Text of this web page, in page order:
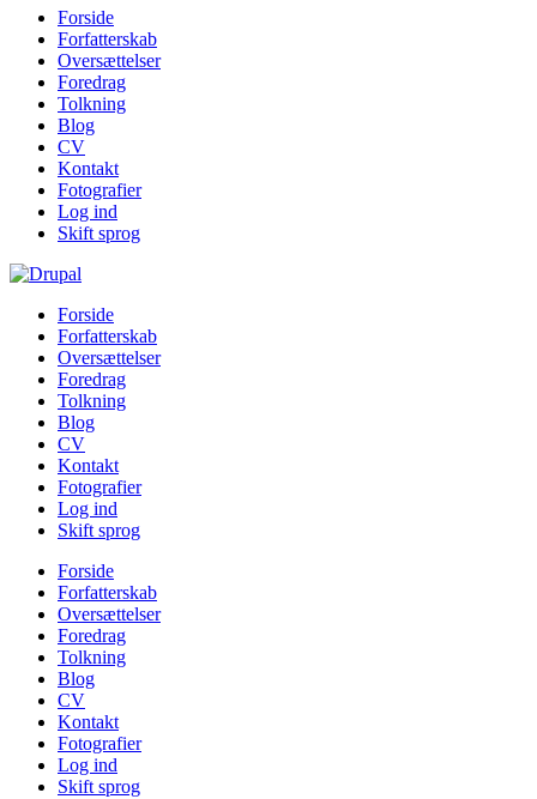
Forside
Forfatterskab
Oversættelser
Foredrag
Tolkning
Blog
CV
Kontakt
Fotografier
Log ind
Skift sprog
Forside
Forfatterskab
Oversættelser
Foredrag
Tolkning
Blog
CV
Kontakt
Fotografier
Log ind
Skift sprog
Forside
Forfatterskab
Oversættelser
Foredrag
Tolkning
Blog
CV
Kontakt
Fotografier
Log ind
Skift sprog